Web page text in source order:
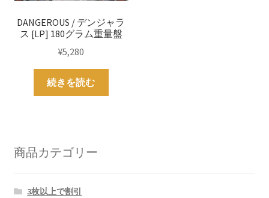
DANGEROUS / デンジャラ
ス [LP] 180グラム重量盤
¥5,280
続きを読む
商品カテゴリー
3枚以上で割引